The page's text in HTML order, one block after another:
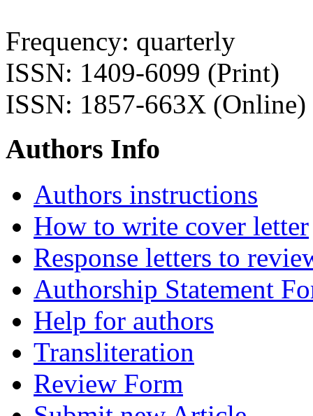
Frequency: quarterly
ISSN: 1409-6099 (Print)
ISSN: 1857-663X (Online)
Authors Info
Authors instructions
How to write cover letter
Response letters to
Authorship Statement
Help for authors
Transliteration
Review Form